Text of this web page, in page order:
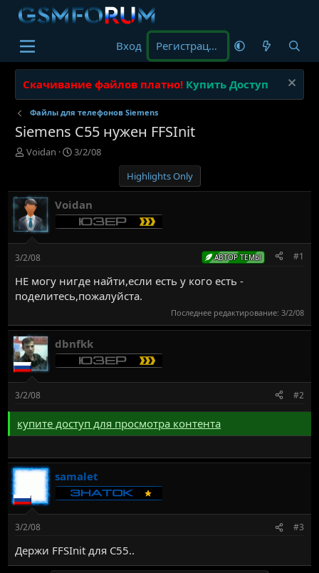
Вход Регистрация
Скачивание файлов платно! Купить Доступ
Файлы для телефонов Siemens
Siemens C55 нужен FFSInit
А
о
р
т
е
м
ы
Voidan
Д
а
н
а
ч
а
3/2/08
Highlights Only
Voidan
3/2/08 АВТОР ТЕМЫ #1
НЕ могу нигде найти,если есть у кого есть -
поделитесь,пожалуйста.
Последнее редактирование: 3/2/08
dbnfkk
3/2/08 #2
купите доступ для просмотра контента
samalet
3/2/08 #3
Держи FFSInit для С55..